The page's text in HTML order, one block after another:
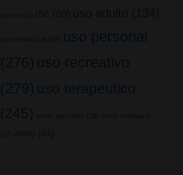
terpenos (25) thc (80) uso adulto (134)
uso medicinal (42) uso personal
(276) uso recreativo
(279) uso terapeutico
(245) venta cannabis (38) venta marihuana
(32) video (64)